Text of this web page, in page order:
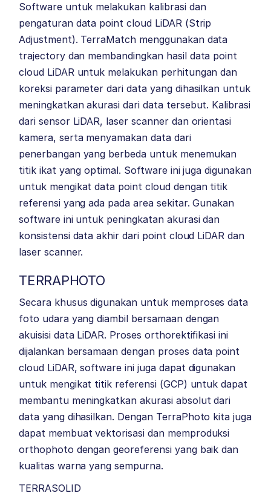
Software untuk melakukan kalibrasi dan
pengaturan data point cloud LiDAR (Strip
Adjustment). TerraMatch menggunakan data
trajectory dan membandingkan hasil data point
cloud LiDAR untuk melakukan perhitungan dan
koreksi parameter dari data yang dihasilkan untuk
meningkatkan akurasi dari data tersebut. Kalibrasi
dari sensor LiDAR, laser scanner dan orientasi
kamera, serta menyamakan data dari
penerbangan yang berbeda untuk menemukan
titik ikat yang optimal. Software ini juga digunakan
untuk mengikat data point cloud dengan titik
referensi yang ada pada area sekitar. Gunakan
software ini untuk peningkatan akurasi dan
konsistensi data akhir dari point cloud LiDAR dan
laser scanner.
TERRAPHOTO
Secara khusus digunakan untuk memproses data
foto udara yang diambil bersamaan dengan
akuisisi data LiDAR. Proses orthorektifikasi ini
dijalankan bersamaan dengan proses data point
cloud LiDAR, software ini juga dapat digunakan
untuk mengikat titik referensi (GCP) untuk dapat
membantu meningkatkan akurasi absolut dari
data yang dihasilkan. Dengan TerraPhoto kita juga
dapat membuat vektorisasi dan memproduksi
orthophoto dengan georeferensi yang baik dan
kualitas warna yang sempurna.
TERRASOLID